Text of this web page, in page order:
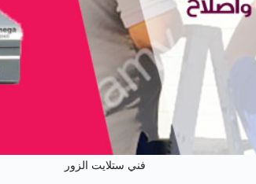
فني ستلايت الزور